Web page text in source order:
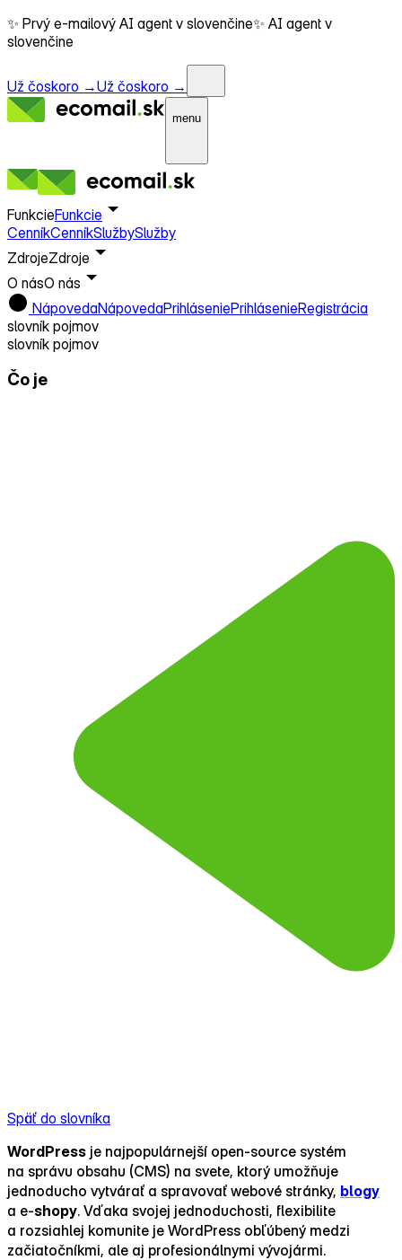
✨ Prvý e-mailový AI agent v slovenčine✨ AI agent v
slovenčine
Už čoskoro →Už čoskoro →
menu
FunkcieFunkcie
CenníkCenníkSlužbySlužby
ZdrojeZdroje
O násO nás
NápovedaNápovedaPrihláseniePrihlásenieRegistrácia
slovník pojmov
slovník pojmov
Čo je
Späť do slovníka
WordPress je najpopulárnejší open‑source systém
na správu obsahu (CMS) na svete, ktorý umožňuje
jednoducho vytvárať a spravovať webové stránky, blogy
a e‑shopy. Vďaka svojej jednoduchosti, flexibilite
a rozsiahlej komunite je WordPress obľúbený medzi
začiatočníkmi, ale aj profesionálnymi vývojármi.